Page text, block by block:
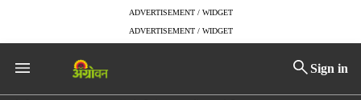
ADVERTISEMENT / WIDGET
ADVERTISEMENT / WIDGET
Sign in